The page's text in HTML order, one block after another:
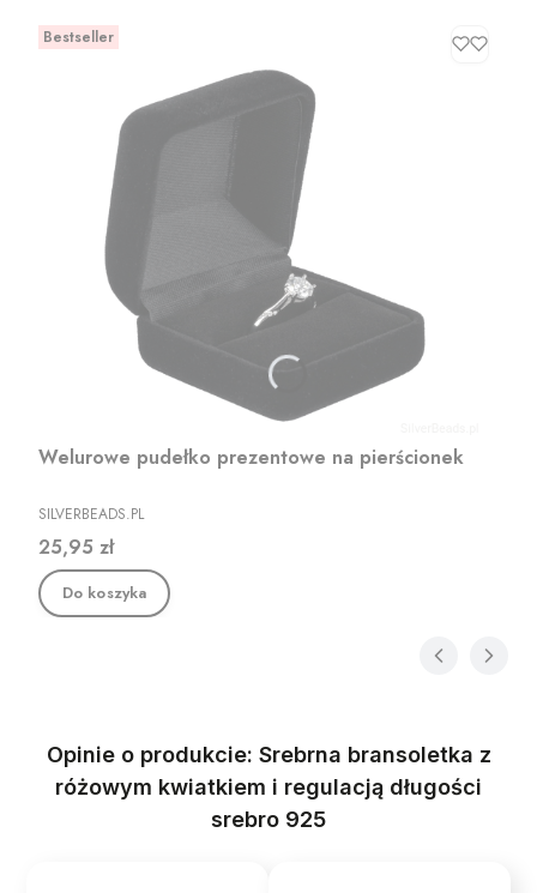
Bestseller
Welurowe pudełko prezentowe na pierścionek
PRODUCENT
SILVERBEADS.PL
Cena
25,95 zł
Do koszyka
Opinie o produkcie: Srebrna bransoletka z
różowym kwiatkiem i regulacją długości
srebro 925